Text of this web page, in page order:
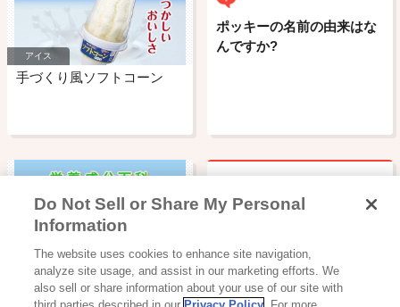
アイス
手づくり風ソフトコーン
ポッキーの名前の由来はな
んですか?
栄養成分百科
クレアの名前の由来はなん
Do Not Sell or Share My Personal
Information
The website uses cookies to enhance site navigation,
analyze site usage, and assist in our marketing efforts. We
also sell or share information about your use of our site with